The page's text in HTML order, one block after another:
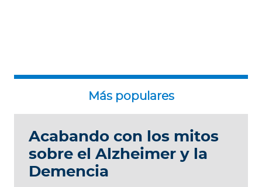
Acabando con los mitos
sobre el Alzheimer y la
Demencia